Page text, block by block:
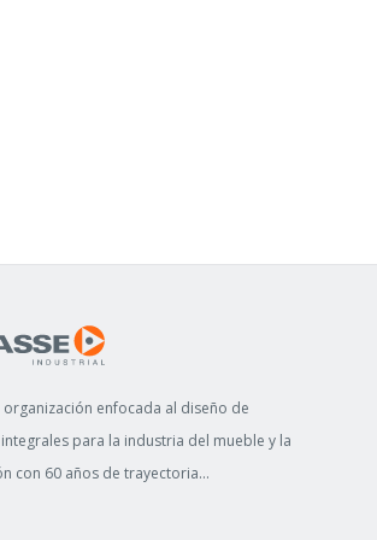
organización enfocada al diseño de
para la industria del mueble y la
con 60 años de trayectoria...